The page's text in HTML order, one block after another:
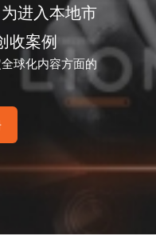
进入本地市
收案例
球化内容方面的